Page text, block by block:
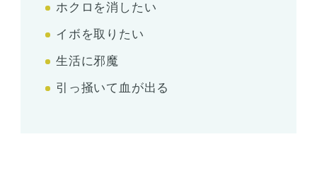
ホクロを消したい
イボを取りたい
生活に邪魔
引っ掻いて血が出る